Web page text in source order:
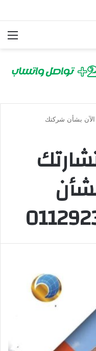
الآن بشأن شركتك